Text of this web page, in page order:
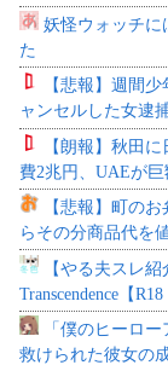
妖怪ウォッチに
た
【悲報】週間
ャンセルした女逮
【朗報】秋田
費2兆円、UAEが
【悲報】町の
らその分商品代を
【やる夫スレ
Transcendence【
「僕のヒーロ
救けられた彼女の